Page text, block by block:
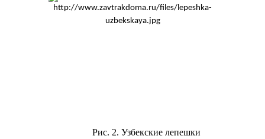
Рис. 2. Узбекские лепешки